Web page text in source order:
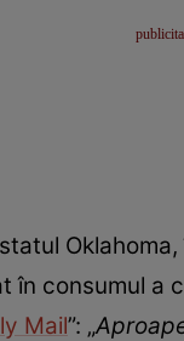
în consumul
Mail”: „